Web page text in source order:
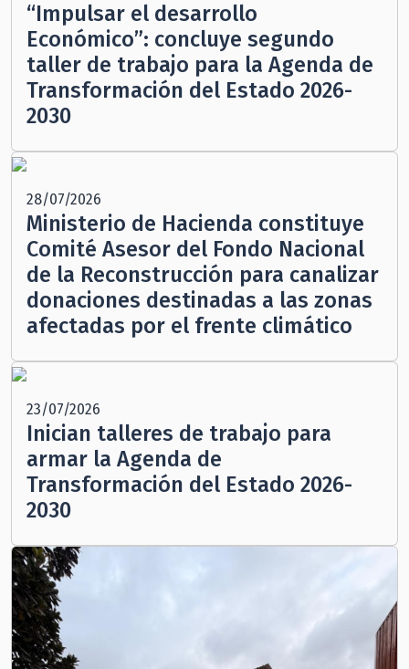
“Impulsar el desarrollo
Económico”: concluye segundo
taller de trabajo para la Agenda de
Transformación del Estado 2026-
2030
28/07/2026
Ministerio de Hacienda constituye
Comité Asesor del Fondo Nacional
de la Reconstrucción para canalizar
donaciones destinadas a las zonas
afectadas por el frente climático
23/07/2026
Inician talleres de trabajo para
armar la Agenda de
Transformación del Estado 2026-
2030